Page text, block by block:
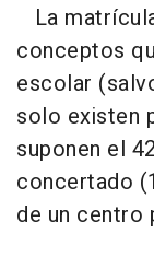
La
conceptos
escolar
solo existen
suponen el
concertado
de un centro